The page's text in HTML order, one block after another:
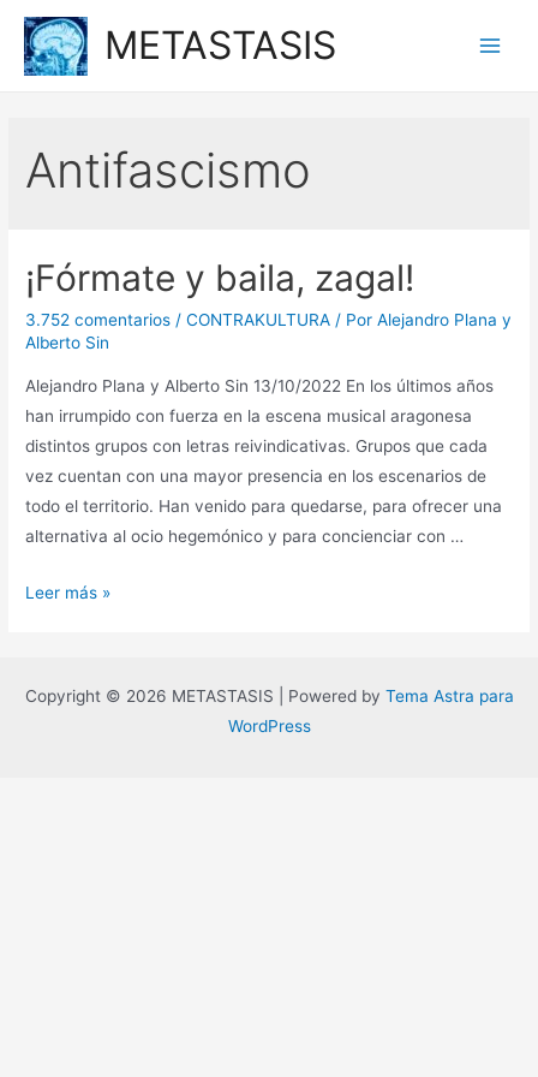
contenido
METASTASIS
Antifascismo
¡Fórmate y baila, zagal!
3.752 comentarios /CONTRAKULTURA / PorAlejandro Plana y
Alberto Sin
Alejandro Plana y Alberto Sin 13/10/2022 En los últimos años
han irrumpido con fuerza en la escena musical aragonesa
distintos grupos con letras reivindicativas. Grupos que cada
vez cuentan con una mayor presencia en los escenarios de
todo el territorio. Han venido para quedarse, para ofrecer una
alternativa al ocio hegemónico y para concienciar con …
¡Fórmate
Leer más »
Copyright © 2026 METASTASIS | Powered by Tema Astra para
WordPress